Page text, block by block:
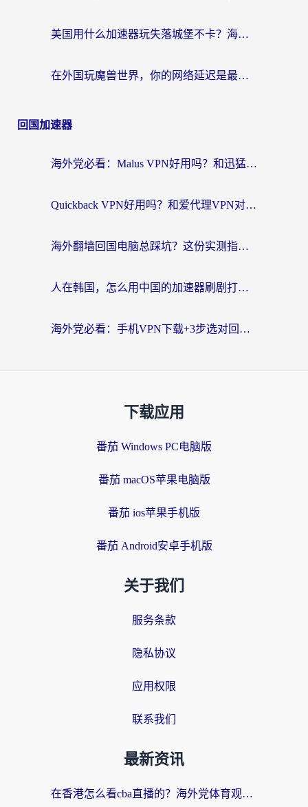
美国用什么加速器玩失落城堡不卡？海外党亲测有效的国服游戏加速指南
在外国玩魔兽世界，你的网络延迟是最大的敌人
回国加速器
海外党必看：Malus VPN好用吗？和迅猛兔VPN对比哪个回国效果更好？附真实体验与避坑指南
Quickback VPN好用吗？和爱代理VPN对比哪个回国效果更好？
海外翻墙回国电脑总踩坑？这份实测指南帮你选对加速器（附ChickCNinitapMalus对比）
人在韩国，怎么用中国的加速器刷剧打游戏？这份真实体验指南给你答案
海外党必看：手机VPN下载+3步选对回国加速器，无缝刷国内资源不再愁
下载应用
番茄 Windows PC电脑版
番茄 macOS苹果电脑版
番茄 ios苹果手机版
番茄 Android安卓手机版
关于我们
服务条款
隐私协议
应用权限
联系我们
最新资讯
在香港怎么看cba直播的？海外党体育观赛终极指南：告别版权限制，畅享中文解说